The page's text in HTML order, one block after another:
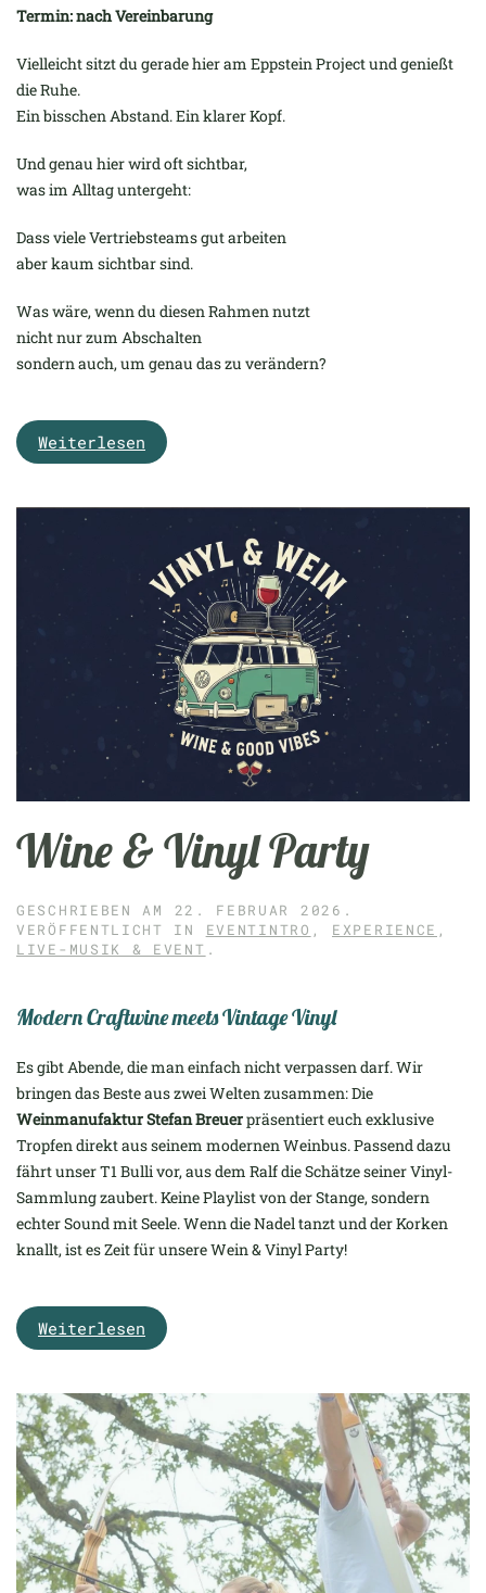
Termin: nach Vereinbarung
Vielleicht sitzt du gerade hier am Eppstein Project und genießt
die Ruhe.
Ein bisschen Abstand. Ein klarer Kopf.
Und genau hier wird oft sichtbar,
was im Alltag untergeht:
Dass viele Vertriebsteams gut arbeiten
aber kaum sichtbar sind.
Was wäre, wenn du diesen Rahmen nutzt
nicht nur zum Abschalten
sondern auch, um genau das zu verändern?
Weiterlesen
Wine & Vinyl Party
GESCHRIEBEN AM 22. FEBRUAR 2026 .
VERÖFFENTLICHT IN EVENTINTRO , EXPERIENCE ,
LIVE-MUSIK & EVENT .
Modern Craftwine meets Vintage Vinyl
Es gibt Abende, die man einfach nicht verpassen darf. Wir
bringen das Beste aus zwei Welten zusammen: Die
Weinmanufaktur Stefan Breuerpräsentiert euch exklusive
Tropfen direkt aus seinem modernen Weinbus. Passend dazu
fährt unser T1 Bulli vor, aus dem Ralf die Schätze seiner Vinyl-
Sammlung zaubert. Keine Playlist von der Stange, sondern
echter Sound mit Seele. Wenn die Nadel tanzt und der Korken
knallt, ist es Zeit für unsere Wein & Vinyl Party!
Weiterlesen